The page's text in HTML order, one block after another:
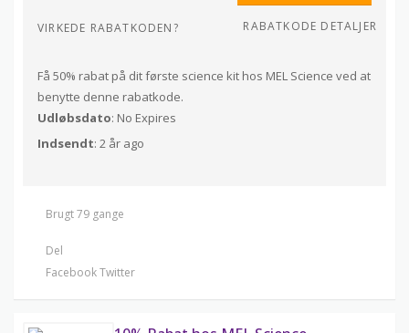
VIRKEDE RABATKODEN? RABATKODE DETALJER
Få 50% rabat på dit første science kit hos MEL Science ved at
benytte denne rabatkode.
Udløbsdato: No Expires
Indsendt: 2 år ago
Brugt 79 gange
Del
FacebookTwitter